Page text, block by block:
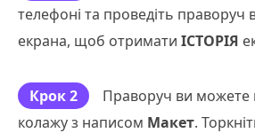
телефоні та проведіть праворуч
екрана, щоб отримати ІСТОРІЯ
Крок 2
Праворуч ви можете
колажу з написом Макет.